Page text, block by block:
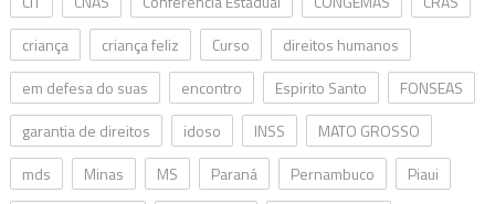
criança
criança feliz Curso
direitos humanos
em defesa do suas
encontro Espirito Santo
FONSEAS
garantia de direitos
idoso INSS
MATO GROSSO
mds
Minas MS Paraná Pernambuco
Piaui